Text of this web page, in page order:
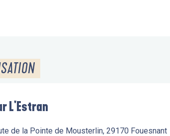
L'Estran
de la Pointe de Mousterlin, 29170 Fouesnant